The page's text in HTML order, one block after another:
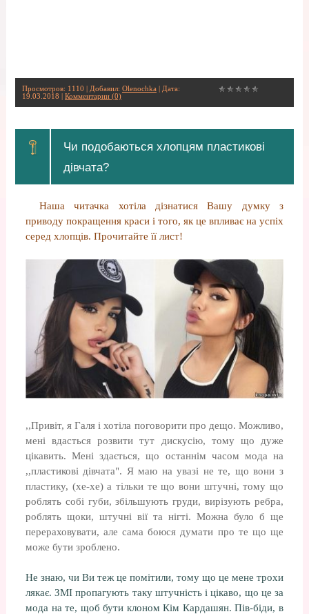
Просмотров: 1110 | Добавил: Olenochka | Дата:
19.03.2018
Комментарии (0)
Чи подобаються хлопцям пластикові
дівчата?
Наша читачка хотіла дізнатися Вашу думку з
приводу покращення краси і того, як це впливає на успіх
серед хлопців. Прочитайте її лист!
,,Привіт, я Галя і хотіла поговорити про дещо. Можливо,
мені вдасться розвити тут дискусію, тому що дуже
цікавить. Мені здається, що останнім часом мода на
,,пластикові дівчата". Я маю на увазі не те, що вони з
пластику, (хе-хе) а тільки те що вони штучні, тому що
роблять собі губи, збільшують груди, вирізують ребра,
роблять щоки, штучні вії та нігті. Можна було б ще
перераховувати, але сама боюся думати про те що ще
може бути зроблено.
Не знаю, чи Ви теж це помітили, тому що це мене трохи
лякає. ЗМІ пропагують таку штучність і цікаво, що це за
мода на те, щоб бути клоном Кім Кардашян. Пів-біди, в